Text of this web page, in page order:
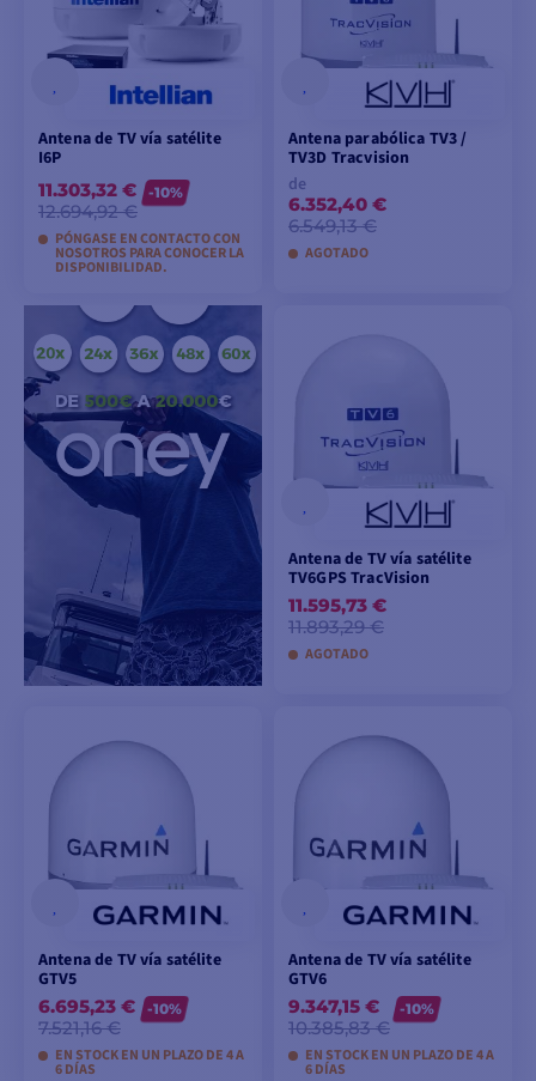
Antena de TV vía satélite
I6P
11.303,32 €
12.694,92 €
-10%
PÓNGASE EN CONTACTO CON
NOSOTROS PARA CONOCER LA
DISPONIBILIDAD.
AÑADIR A LA CESTA
Antena parabólica TV3 /
TV3D Tracvision
de
6.352,40 €
6.549,13 €
AGOTADO
Antena de TV vía satélite
TV6GPS TracVision
11.595,73 €
11.893,29 €
AGOTADO
AÑADIR A LA CESTA
Antena de TV vía satélite
GTV5
6.695,23 €
7.521,16 €
-10%
EN STOCK EN UN PLAZO DE 4 A
6 DÍAS
Antena de TV vía satélite
GTV6
9.347,15 €
10.385,83 €
-10%
EN STOCK EN UN PLAZO DE 4 A
6 DÍAS